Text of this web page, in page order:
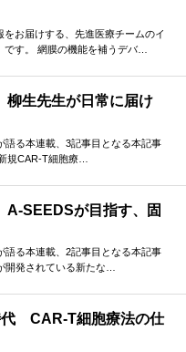
お届けする、先進医療チームのイ
す。 網膜の機能を補うデバ…
柳生先生が日常に届け
語る本連載、3記事目となる本記事
規CAR-T細胞療…
A-SEEDSが目指す、固
語る本連載、2記事目となる本記事
開発されている新たな…
代 CAR-T細胞療法の仕